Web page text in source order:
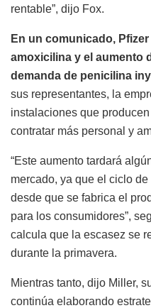
rentable”, dijo Fox.
En un comunicado,
amoxicilina y el aumento
demanda de penicilina
sus representantes, la
instalaciones que
contratar más personal y
“Este aumento tardará
mercado, ya que el ciclo
desde que se fabrica el
para los consumidores”,
calcula que la escasez se
durante la primavera.
Mientras tanto, dijo Miller,
continúa elaborando